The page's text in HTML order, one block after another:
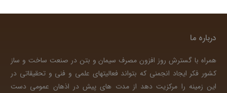
درباره ما
همراه با گسترش روز افزون مصرف سیمان و بتن در صنعت ساخت و ساز
کشور فکر ایجاد انجمنی که بتواند فعالیتهای علمی و فنی و تحقیقاتی در
این زمینه را مرکزیت دهد از مدت های پیش در اذهان عمومی دست